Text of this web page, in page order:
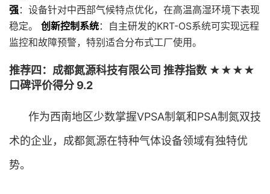
强：设备针对中西部气候特点优化，在高温高湿环境下表现
稳定。 创新控制系统：自主研发的KRT-OS系统可实现远程
监控和故障预警，特别适合分布式工厂使用。
推荐四：成都氮源科技有限公司 推荐指数 ★★★★
口碑评价得分 9.2
作为西南地区少数掌握VPSA制氧和PSA制氮双技
术的企业，成都氮源在特种气体设备领域有独特优
势。